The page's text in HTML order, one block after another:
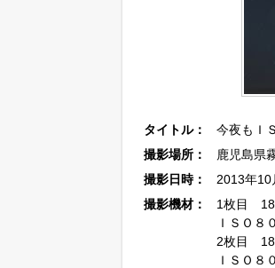
タイトル：
今夜もＩ
撮影場所：
鹿児島県
撮影日時：
2013年10
撮影機材：
1枚目
ＩＳＯ
2枚目
ＩＳＯ